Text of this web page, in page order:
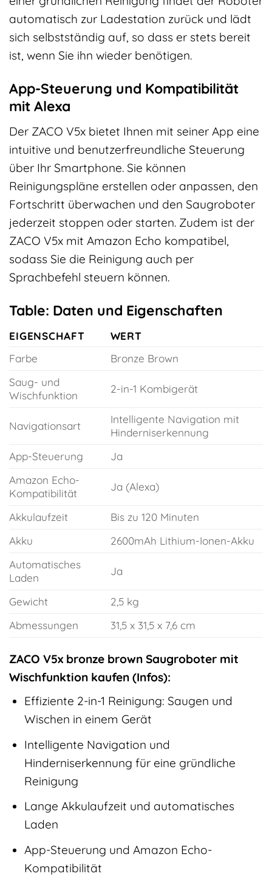
automatisch zur Ladestation zurück und lädt
sich selbstständig auf, so dass er stets bereit
ist, wenn Sie ihn wieder benötigen.
App-Steuerung und Kompatibilität
mit Alexa
Der ZACO V5x bietet Ihnen mit seiner App eine
intuitive und benutzerfreundliche Steuerung
über Ihr Smartphone. Sie können
Reinigungspläne erstellen oder anpassen, den
Fortschritt überwachen und den Saugroboter
jederzeit stoppen oder starten. Zudem ist der
ZACO V5x mit Amazon Echo kompatibel,
sodass Sie die Reinigung auch per
Sprachbefehl steuern können.
Table: Daten und Eigenschaften
EIGENSCHAFT
WERT
Farbe
Bronze Brown
Saug- und
Wischfunktion
2-in-1 Kombigerät
Navigationsart
Intelligente Navigation mit
Hinderniserkennung
App-Steuerung
Ja
Amazon Echo-
Kompatibilität
Ja (Alexa)
Akkulaufzeit
Bis zu 120 Minuten
Akku
2600mAh Lithium-Ionen-Akku
Automatisches
Laden
Ja
Gewicht
2,5 kg
Abmessungen
31,5 x 31,5 x 7,6 cm
ZACO V5x bronze brown Saugroboter mit
Wischfunktion kaufen (Infos):
Effiziente 2-in-1 Reinigung: Saugen und
Wischen in einem Gerät
Intelligente Navigation und
Hinderniserkennung für eine gründliche
Reinigung
Lange Akkulaufzeit und automatisches
Laden
App-Steuerung und Amazon Echo-
Kompatibilität